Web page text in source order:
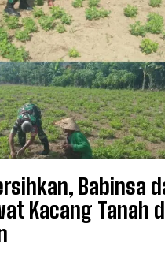
Babinsa
Kacang Tanah